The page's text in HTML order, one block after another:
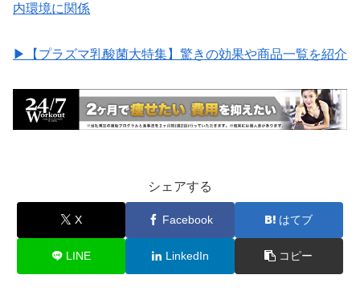
内環境に関係
▶︎【プラズマ乳酸菌大特集】驚きの効果や商品一覧を紹介
シェアする
X Facebook はてブ
LINE LinkedIn コピー